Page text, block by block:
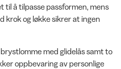
til å tilpasse passformen, mens
krok og løkke sikrer at ingen
med glidelås samt to
oppbevaring av personlige